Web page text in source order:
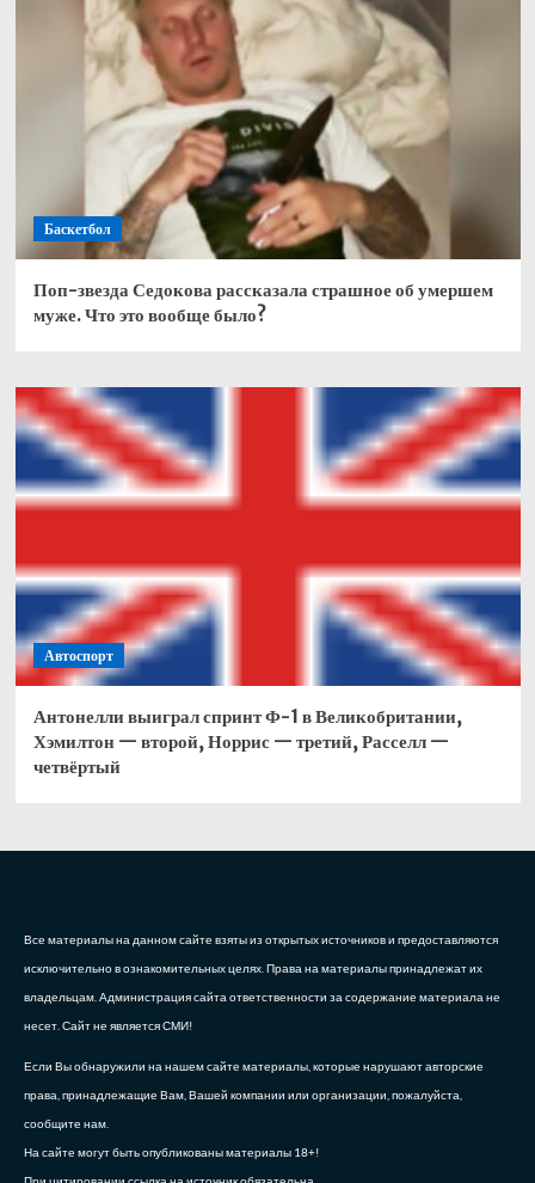
Баскетбол
Поп-звезда Седокова рассказала страшное об умершем
муже. Что это вообще было?
Автоспорт
Антонелли выиграл спринт Ф-1 в Великобритании,
Хэмилтон — второй, Норрис — третий, Расселл —
четвёртый
Все материалы на данном сайте взяты из открытых источников и предоставляются
исключительно в ознакомительных целях. Права на материалы принадлежат их
владельцам. Администрация сайта ответственности за содержание материала не
несет. Сайт не является СМИ!
Если Вы обнаружили на нашем сайте материалы, которые нарушают авторские
права, принадлежащие Вам, Вашей компании или организации, пожалуйста,
сообщите нам.
На сайте могут быть опубликованы материалы 18+!